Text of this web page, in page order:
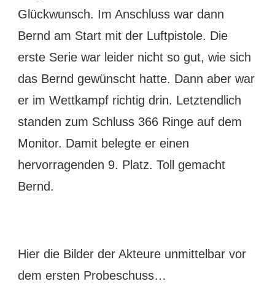
Glückwunsch. Im Anschluss war dann
Bernd am Start mit der Luftpistole. Die
erste Serie war leider nicht so gut, wie sich
das Bernd gewünscht hatte. Dann aber war
er im Wettkampf richtig drin. Letztendlich
standen zum Schluss 366 Ringe auf dem
Monitor. Damit belegte er einen
hervorragenden 9. Platz. Toll gemacht
Bernd.
Hier die Bilder der Akteure unmittelbar vor
dem ersten Probeschuss…